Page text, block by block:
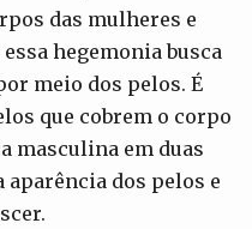
das mulheres e
hegemonia busca
meio dos pelos. É
que cobrem o corpo
masculina em duas
aparência dos pelos e